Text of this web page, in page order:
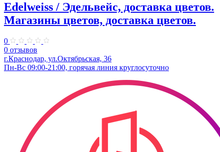
Edelweiss / Эдельвейс, доставка цветов.
Магазины цветов, доставка цветов.
0
0 отзывов
г.Краснодар, ул.Октябрьская, 36
Пн-Вс 09:00-21:00, горячая линия круглосуточно